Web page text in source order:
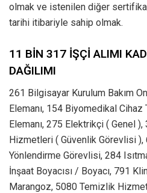
olmak ve istenilen diğer
tarihi itibariyle sahip olmak.
11 BİN 317 İŞÇİ ALIMI
DAĞILIMI
261 Bilgisayar Kurulum Bakım
Elemanı, 154 Biyomedikal
Elemanı, 275 Elektrikçi ( Genel
Hizmetleri ( Güvenlik Görevlisi ),
Yönlendirme Görevlisi, 284
İnşaat Boyacısı / Boyacı, 791
Marangoz, 5080 Temizlik